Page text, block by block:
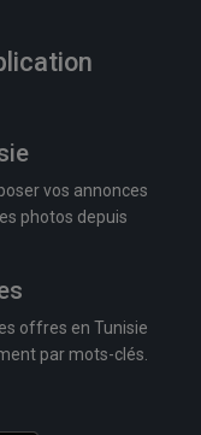
vos annonces
photos depuis
offres en Tunisie
par mots-clés.